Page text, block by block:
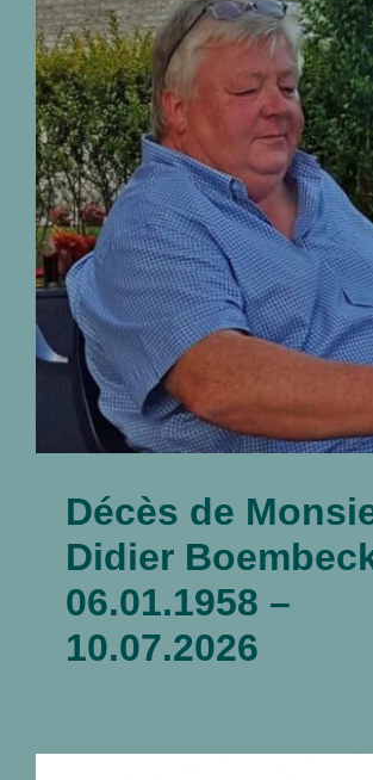
Décès de
Didier
06.01.1958 –
nécrologies
Décès de
Didier
06.01.1958 –
10.07.2026